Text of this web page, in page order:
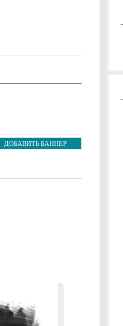
ДОБАВИТЬ БАННЕР